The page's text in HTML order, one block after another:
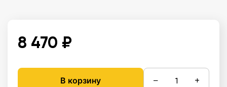
8 470 ₽
В корзину − +